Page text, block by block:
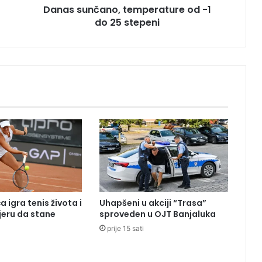
,
e
r
a
t
u
r
e
o
d
-
Danas sunčano, temperature od -1
do 25 stepeni
igra tenis života i
da stane
Uhapšeni u akciji “Trasa”
sproveden u OJT Banjaluka
prije 15 sati